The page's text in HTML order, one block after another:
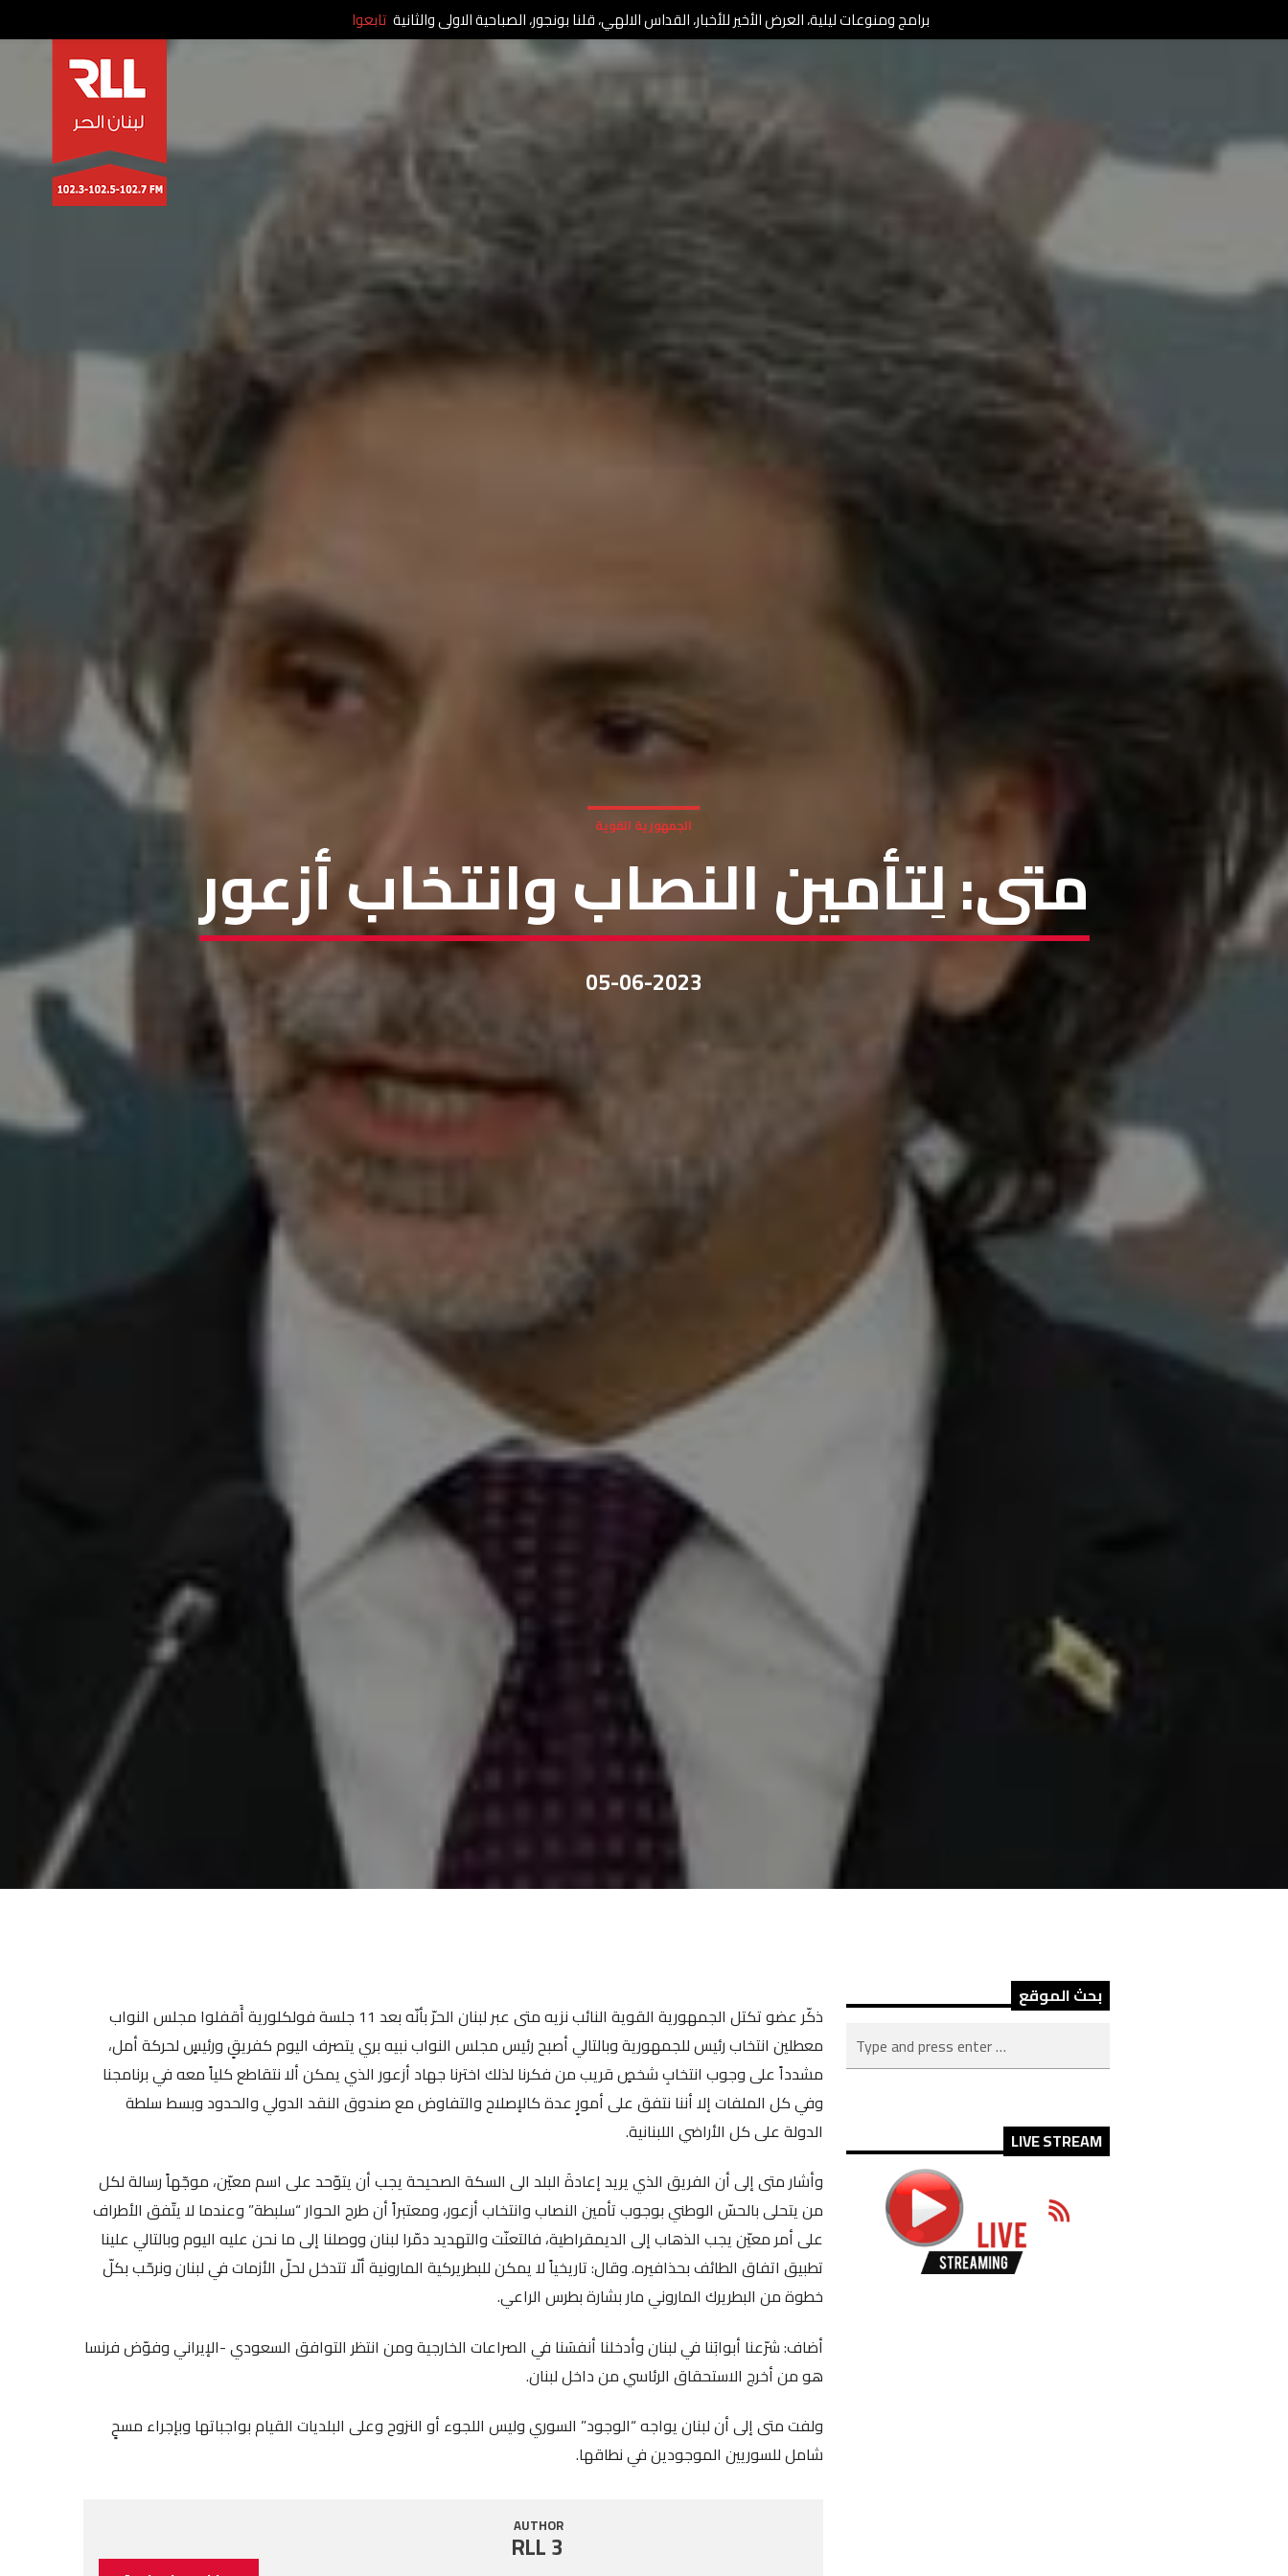
الجمهورية القوية
متى: لِتأمين النصاب وانتخاب أزعور
05-06-2023
ذكّر عضو تكتل الجمهورية القوية النائب نزيه متى عبر لبنان الحرّ بأنّه بعد 11 جلسة فولكلورية أَقفلوا مجلس النواب
معطلين انتخاب رئيس للجمهورية وبالتالي أصبح رئيس مجلس النواب نبيه بري يتصرف اليوم كفريقٍ ورئيسٍ لحركة أمل،
مشدداً على وجوب انتخابِ شخصٍ قريب من فكرنا لذلك اخترنا جهاد أزعور الذي يمكن ألا نتقاطع كلياً معه في برنامجنا
وفي كل الملفات إلا أننا نتفق على أمورٍ عدة كالإصلاح والتفاوض مع صندوق النقد الدولي والحدود وبسط سلطة
الدولة على كل الأراضي اللبنانية.
وأشار متى إلى أن الفريق الذي يريد إعادةَ البلد الى السكة الصحيحة يجب أن يتوّحد على اسم معيّن، موجّهاً رسالة لكل
من يتحلى بالحسّ الوطني بوجوب تأمين النصاب وانتخاب أزعور، ومعتبراً أن طرح الحوار “سلبطة” وعندما لا يتّفق الأطراف
على أمر معيّن يجب الذهاب إلى الديمقراطية، فالتعنّت والتهديد دمّرا لبنان ووصلنا إلى ما نحن عليه اليوم وبالتالي علينا
تطبيق اتفاق الطائف بحذافيره. وقال: تاريخياً لا يمكن للبطريركية المارونية ألّا تتدخل لحلّ الأزمات في لبنان ونرحّب بكلّ
خطوة من البطريرك الماروني مار بشارة بطرس الراعي.
أضاف: شرّعنا أبوابَنا في لبنان وأدخلنا أنفسَنا في الصراعات الخارجية ومن انتظر التوافق السعودي -الإيراني وفوّض فرنسا
هو من أخرج الاستحقاق الرئاسي من داخل لبنان.
ولفت متى إلى أن لبنان يواجه “الوجود” السوري وليس اللجوء أو النزوح وعلى البلديات القيام بواجباتها وبإجراء مسحٍ
شامل للسوريين الموجودين في نطاقها.
AUTHOR
RLL 3
بحث الموقع
LIVE STREAM
برامج ومنوعات ليلية، العرض الأخير للأخبار، القداس الالهي، قلنا بونجور، الصباحية الاولى والثانية تابعوا